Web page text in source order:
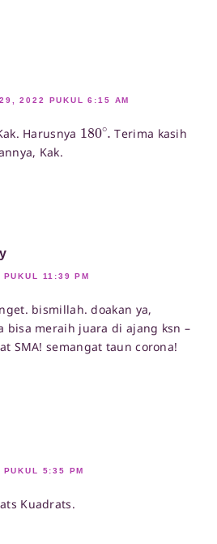
2022 PUKUL 6:15 AM
Harusnya
180∘
Terima kasih
Kak.
11:39 PM
bismillah. doakan ya,
bisa meraih juara di ajang ksn –
SMA! semangat taun corona!
5:35 PM
Kuadrats.